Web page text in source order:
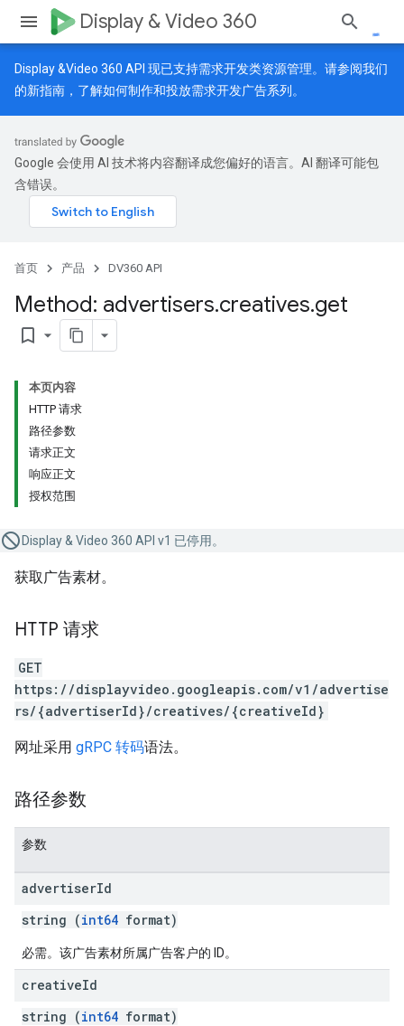
Display & Video 360
Display &Video 360 API 现已支持需求开发类资源管理。请参阅我们
的新指南 ，了解如何制作和投放需求开发广告系列。
Google 会使用 AI 技术将内容翻译成您偏好的语言。AI 翻译可能包
含错误。
首页 产品 DV360 API
Method: advertisers.creatives.get
bookmark_border
本页内容
HTTP 请求
路径参数
请求正文
响应正文
授权范围
Display & Video 360 API v1 已停用。
获取广告素材。
HTTP 请求
GET
https://displayvideo.googleapis.com/v1/advertise
rs/{advertiserId}/creatives/{creativeId}
网址采用 gRPC 转码语法。
路径参数
参数
advertiserId
string (int64 format)
必需。该广告素材所属广告客户的 ID。
creativeId
string (int64 format)